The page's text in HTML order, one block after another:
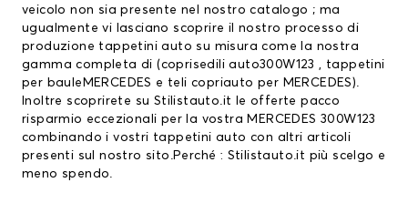
veicolo non sia presente nel nostro catalogo ; ma
ugualmente vi lasciano scoprire il nostro processo di
produzione tappetini auto su misura come la nostra
gamma completa di (coprisedili auto300W123 , tappetini
per bauleMERCEDES e teli copriauto per MERCEDES).
Inoltre scoprirete su Stilistauto.it le offerte pacco
risparmio eccezionali per la vostra MERCEDES 300W123
combinando i vostri tappetini auto con altri articoli
presenti sul nostro sito.Perché : Stilistauto.it più scelgo e
meno spendo.